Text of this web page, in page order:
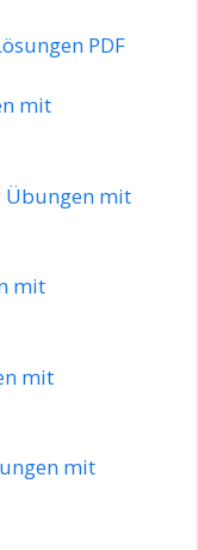
PDF
mit
Übungen mit
mit
mit
mit